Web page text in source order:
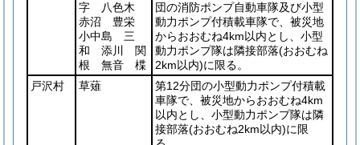
字 八色木
赤沼 豊栄
小中島 三
和 添川 関
根 無音 楪
団の消防ポンプ自動車隊及び小型
動力ポンプ付積載車隊で、被災地
からおおむね4km以内とし、小型
動力ポンプ隊は隣接部落(おおむね
2km以内)に限る。
戸沢村
草薙
第12分団の小型動力ポンプ付積載
車隊で、被災地からおおむね4km
以内とし、小型動力ポンプ隊は隣
接部落(おおむね2km以内)に限